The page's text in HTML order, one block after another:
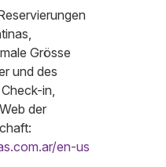
Grösse
und des
in,
der
en-us